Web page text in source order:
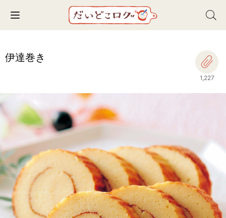
Toggle navigation
伊達巻き
1,227